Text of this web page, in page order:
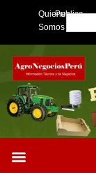
Quienes
Somos
Publica
Search